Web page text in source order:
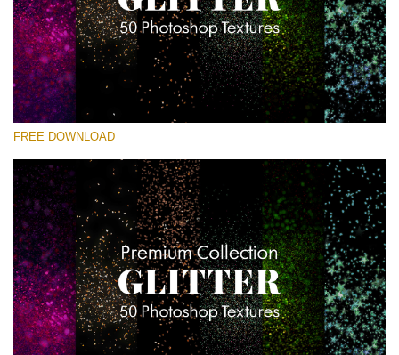
Kérlek, válassz
Small 800*533px
Universe Stars Glitters
(50 Textures)
Large 6000*4000px
Entire Collection
(1783 Overlays)
FREE DOWNLOAD